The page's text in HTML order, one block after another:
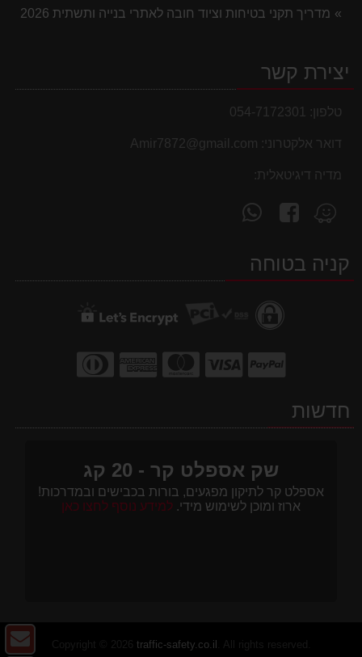
מדריך תקני בטיחות וציוד חובה לאתרי בנייה ותשתית 2026
יצירת קשר
טלפון: 054-7172301
דואר אלקטרוני: Amir7872@gmail.com
מדיה דיגיטאלית:
מצא
אותנו
Waze
עקוב
אחרינו
facebookקניה בטוחה
חדשות
שק אספלט קר - 20 קג
אספלט קר לתיקון מפגעים, בורות בכבישים ובמדרכות!
ארוז ומוכן לשימוש מידי. למידע נוסף לחצו כאן
traffic-safety.co.il